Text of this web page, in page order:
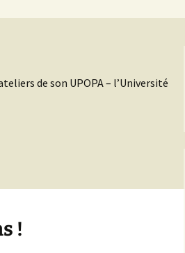
de son UPOPA – l’Université
!